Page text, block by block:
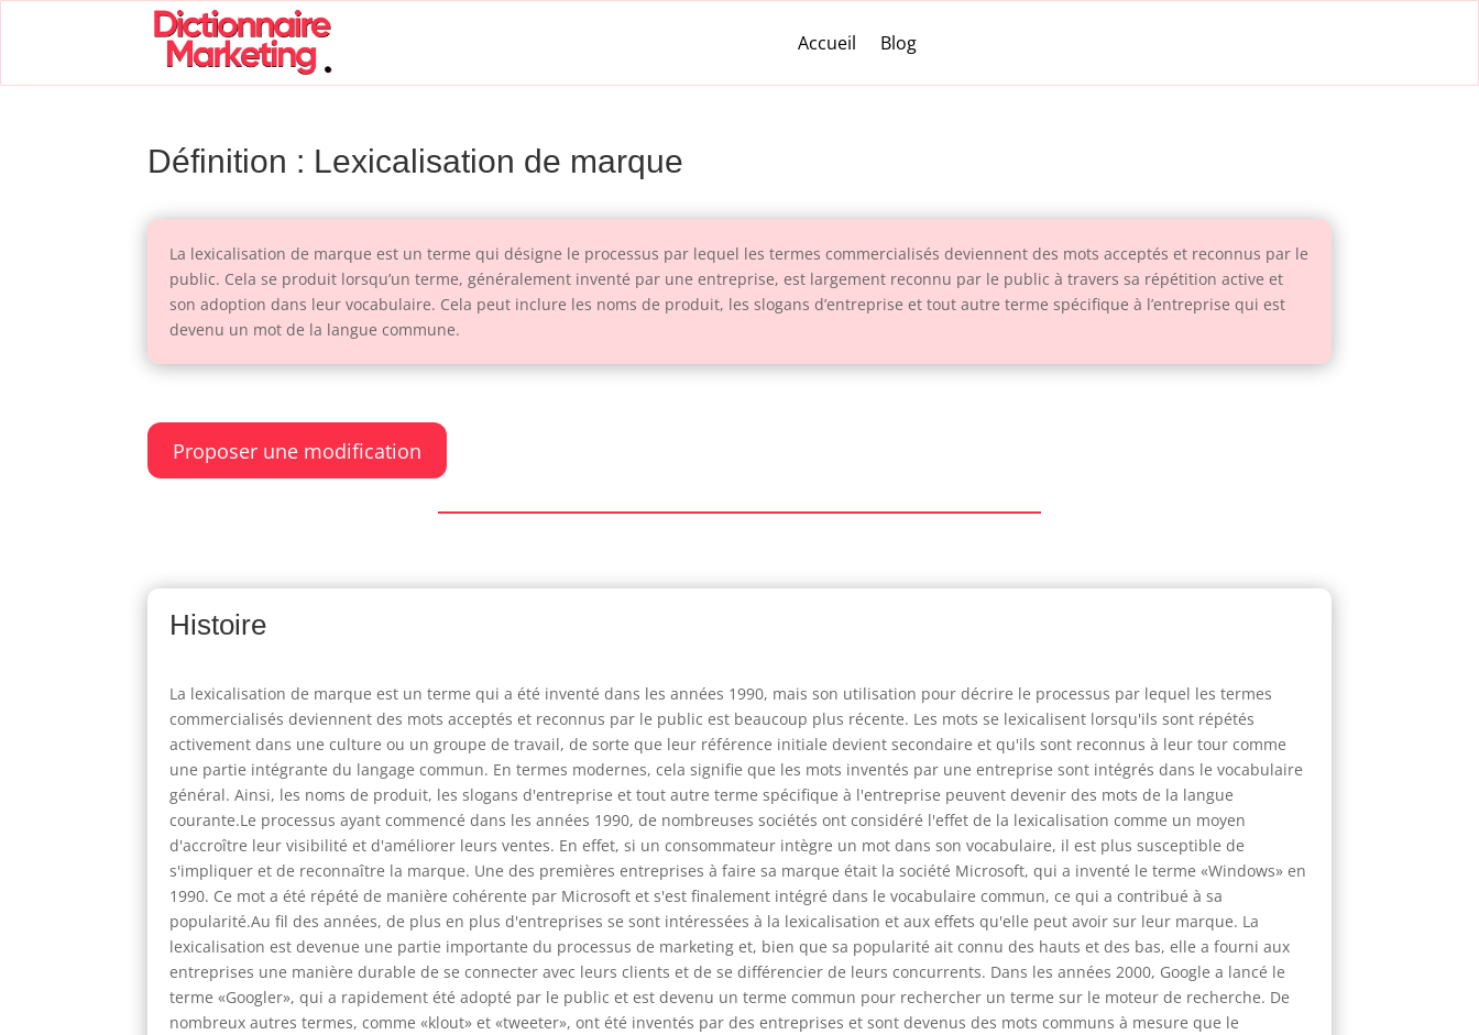
Accueil Blog
Définition : Lexicalisation de marque
La lexicalisation de marque est un terme qui désigne le processus par lequel les termes commercialisés deviennent des mots acceptés et reconnus par le
public. Cela se produit lorsqu’un terme, généralement inventé par une entreprise, est largement reconnu par le public à travers sa répétition active et
son adoption dans leur vocabulaire. Cela peut inclure les noms de produit, les slogans d’entreprise et tout autre terme spécifique à l’entreprise qui est
devenu un mot de la langue commune.
Proposer une modification
Histoire
La lexicalisation de marque est un terme qui a été inventé dans les années 1990, mais son utilisation pour décrire le processus par lequel les termes
commercialisés deviennent des mots acceptés et reconnus par le public est beaucoup plus récente. Les mots se lexicalisent lorsqu'ils sont répétés
activement dans une culture ou un groupe de travail, de sorte que leur référence initiale devient secondaire et qu'ils sont reconnus à leur tour comme
une partie intégrante du langage commun. En termes modernes, cela signifie que les mots inventés par une entreprise sont intégrés dans le vocabulaire
général. Ainsi, les noms de produit, les slogans d'entreprise et tout autre terme spécifique à l'entreprise peuvent devenir des mots de la langue
courante.Le processus ayant commencé dans les années 1990, de nombreuses sociétés ont considéré l'effet de la lexicalisation comme un moyen
d'accroître leur visibilité et d'améliorer leurs ventes. En effet, si un consommateur intègre un mot dans son vocabulaire, il est plus susceptible de
s'impliquer et de reconnaître la marque. Une des premières entreprises à faire sa marque était la société Microsoft, qui a inventé le terme «Windows» en
1990. Ce mot a été répété de manière cohérente par Microsoft et s'est finalement intégré dans le vocabulaire commun, ce qui a contribué à sa
popularité.Au fil des années, de plus en plus d'entreprises se sont intéressées à la lexicalisation et aux effets qu'elle peut avoir sur leur marque. La
lexicalisation est devenue une partie importante du processus de marketing et, bien que sa popularité ait connu des hauts et des bas, elle a fourni aux
entreprises une manière durable de se connecter avec leurs clients et de se différencier de leurs concurrents. Dans les années 2000, Google a lancé le
terme «Googler», qui a rapidement été adopté par le public et est devenu un terme commun pour rechercher un terme sur le moteur de recherche. De
nombreux autres termes, comme «klout» et «tweeter», ont été inventés par des entreprises et sont devenus des mots communs à mesure que le